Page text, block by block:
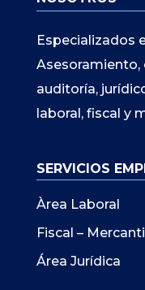
Especializados
Asesoramiento,
auditoría,
laboral, fiscal y
SERVICIOS
Àrea Laboral
Fiscal –
Área Jurídica